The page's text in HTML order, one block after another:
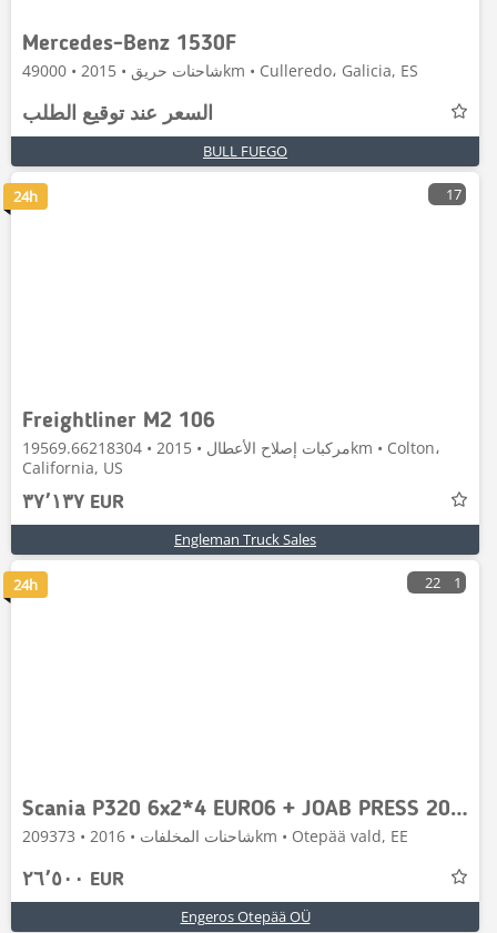
Mercedes-Benz 1530F
شاحنات حريق • 2015 • 49000km • Culleredo، Galicia, ES
السعر عند توقيع الطلب
BULL FUEGO
17
Freightliner M2 106
مركبات إصلاح الأعطال • 2015 • 19569.66218304km • Colton،
California, US
٣٧٬١٣٧ EUR
Engleman Truck Sales
24h
22 1
Scania P320 6x2*4 EURO6 + JOAB PRESS 20.8m³ + WINCH
شاحنات المخلفات • 2016 • 209373km • Otepää vald, EE
٢٦٬٥٠٠ EUR
Engeros Otepää OÜ
24h